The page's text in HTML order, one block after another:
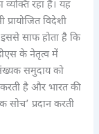
व्यक्ति रहा है। यह
विदेशी
साफ होता है कि
के नेतृत्व में
समुदाय को
है और भारत की
प्रदान करती